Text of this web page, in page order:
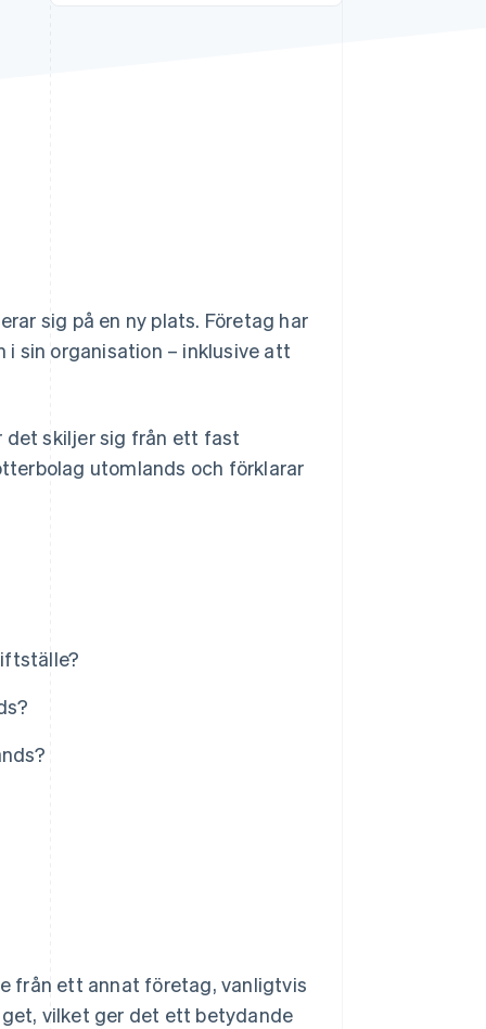
sig på en ny plats. Företag har
sin organisation – inklusive att
det skiljer sig från ett fast
utomlands och förklarar
från ett annat företag, vanligtvis
vilket ger det ett betydande